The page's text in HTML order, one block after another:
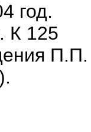
год.
К 125
П.П.